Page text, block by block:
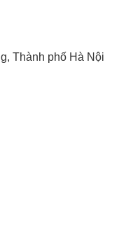
Thành phố Hà Nội